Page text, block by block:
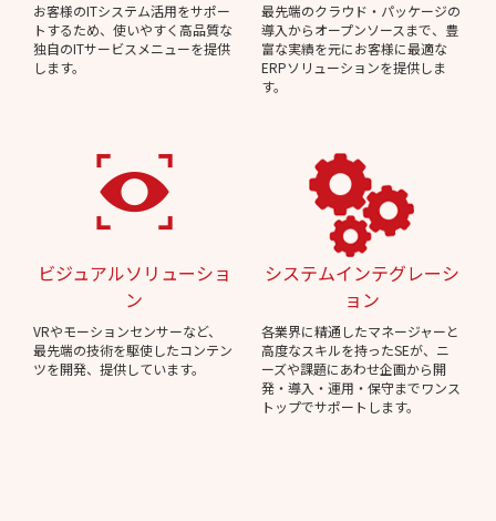
お客様のITシステム活用をサポー
トするため、使いやすく高品質な
独自のITサービスメニューを提供
します。
最先端のクラウド・パッケージの
導入からオープンソースまで、豊
富な実績を元にお客様に最適な
ERPソリューションを提供しま
す。
ビジュアルソリューショ
ン
VRやモーションセンサーなど、
最先端の技術を駆使したコンテン
ツを開発、提供しています。
システムインテグレーシ
ョン
各業界に精通したマネージャーと
高度なスキルを持ったSEが、ニ
ーズや課題にあわせ企画から開
発・導入・運用・保守までワンス
トップでサポートします。